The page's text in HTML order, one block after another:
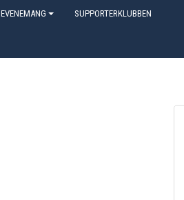
EVENEMANG SUPPORTERKLUBBEN